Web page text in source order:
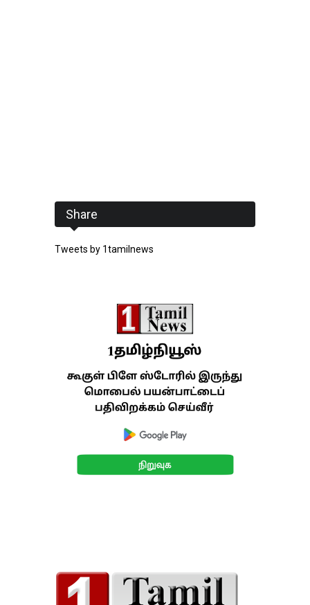
Share
Tweets by 1tamilnews